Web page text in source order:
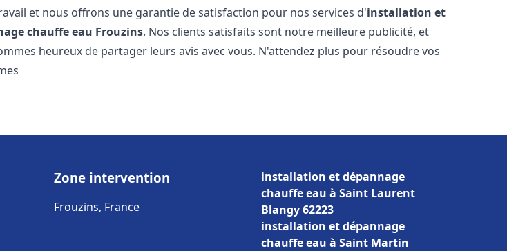
et nous offrons une garantie de satisfaction pour nos services d'installation et
chauffe eau Frouzins. Nos clients satisfaits sont notre meilleure publicité, et
heureux de partager leurs avis avec vous. N'attendez plus pour résoudre vos
Zone intervention
Frouzins, France
installation et dépannage
chauffe eau à Saint Laurent
Blangy 62223
installation et dépannage
chauffe eau à Saint Martin